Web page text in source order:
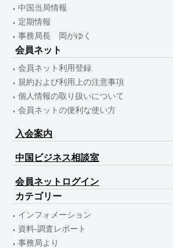
中国当局情報
定期情報
事務局長 岡がゆく
会員ネット
会員ネット利用登録
規約および利用上の注意事項
個人情報の取り扱いについて
会員ネットの便利な使い方
入会案内
中国ビジネス相談室
会員ネットログイン
カテゴリー
インフォメーション
資料-調査レポート
事務局より